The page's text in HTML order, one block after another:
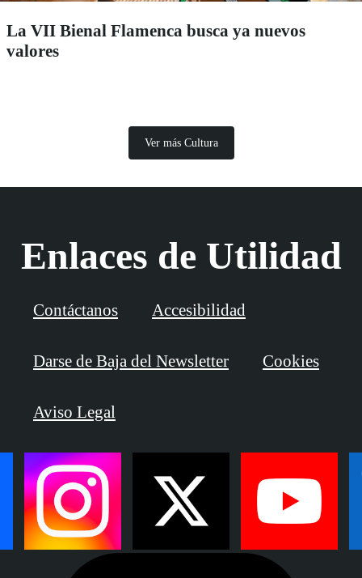
La VII Bienal Flamenca busca ya nuevos
valores
Ver más Cultura
Enlaces de Utilidad
Contáctanos Accesibilidad
Darse de Baja del Newsletter Cookies
Aviso Legal